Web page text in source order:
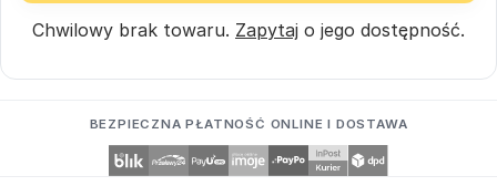
Chwilowy brak towaru. Zapytaj o jego dostępność.
BEZPIECZNA PŁATNOŚĆ ONLINE I DOSTAWA